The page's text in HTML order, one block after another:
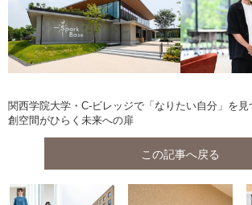
関西学院大学・C-ビレッジで「なりたい自分」を
創空間がひらく未来への扉
この記事へ戻る